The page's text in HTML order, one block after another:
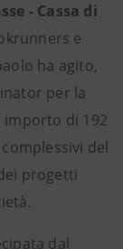
- Cassa di
e
ha agito,
per la
importo di 192
del
progetti
.
dal